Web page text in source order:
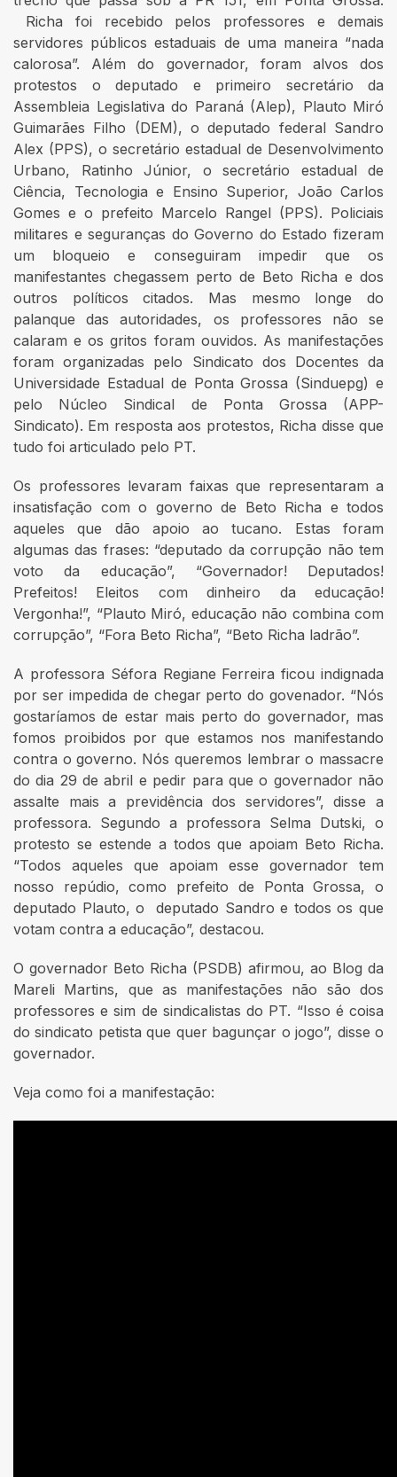
Richa foi recebido pelos professores e demais
servidores públicos estaduais de uma maneira “nada
calorosa”. Além do governador, foram alvos dos
protestos o deputado e primeiro secretário da
Assembleia Legislativa do Paraná (Alep), Plauto Miró
Guimarães Filho (DEM), o deputado federal Sandro
Alex (PPS), o secretário estadual de Desenvolvimento
Urbano, Ratinho Júnior, o secretário estadual de
Ciência, Tecnologia e Ensino Superior, João Carlos
Gomes e o prefeito Marcelo Rangel (PPS). Policiais
militares e seguranças do Governo do Estado fizeram
um bloqueio e conseguiram impedir que os
manifestantes chegassem perto de Beto Richa e dos
outros políticos citados. Mas mesmo longe do
palanque das autoridades, os professores não se
calaram e os gritos foram ouvidos. As manifestações
foram organizadas pelo Sindicato dos Docentes da
Universidade Estadual de Ponta Grossa (Sinduepg) e
pelo Núcleo Sindical de Ponta Grossa (APP-
Sindicato). Em resposta aos protestos, Richa disse que
tudo foi articulado pelo PT.
Os professores levaram faixas que representaram a
insatisfação com o governo de Beto Richa e todos
aqueles que dão apoio ao tucano. Estas foram
algumas das frases: “deputado da corrupção não tem
voto da educação”, “Governador! Deputados!
Prefeitos! Eleitos com dinheiro da educação!
Vergonha!”, “Plauto Miró, educação não combina com
corrupção”, “Fora Beto Richa”, “Beto Richa ladrão”.
A professora Séfora Regiane Ferreira ficou indignada
por ser impedida de chegar perto do govenador. “Nós
gostaríamos de estar mais perto do governador, mas
fomos proibidos por que estamos nos manifestando
contra o governo. Nós queremos lembrar o massacre
do dia 29 de abril e pedir para que o governador não
assalte mais a previdência dos servidores”, disse a
professora. Segundo a professora Selma Dutski, o
protesto se estende a todos que apoiam Beto Richa.
“Todos aqueles que apoiam esse governador tem
nosso repúdio, como prefeito de Ponta Grossa, o
deputado Plauto, o deputado Sandro e todos os que
votam contra a educação”, destacou.
O governador Beto Richa (PSDB) afirmou, ao Blog da
Mareli Martins, que as manifestações não são dos
professores e sim de sindicalistas do PT. “Isso é coisa
do sindicato petista que quer bagunçar o jogo”, disse o
governador.
Veja como foi a manifestação: